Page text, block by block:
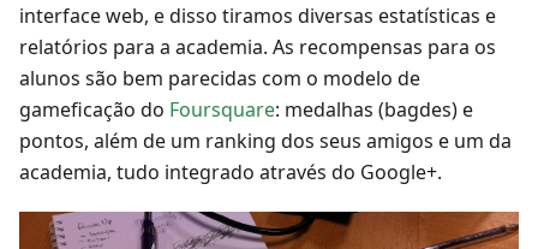
interface web, e disso tiramos diversas estatísticas e
relatórios para a academia. As recompensas para os
alunos são bem parecidas com o modelo de
gameficação do Foursquare: medalhas (bagdes) e
pontos, além de um ranking dos seus amigos e um da
academia, tudo integrado através do Google+.